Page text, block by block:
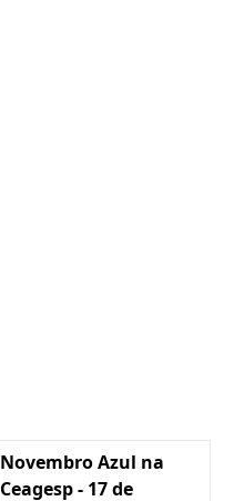
Novembro Azul na
Ceagesp - 17 de